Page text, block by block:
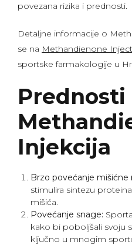
povezana rizika i prednosti.
Detaljne informacije o
se na Methandienone
sportske farmakologije u
Prednosti
Injekcija
Brzo povećanje mišićne
stimulira sintezu
mišića.
Povećanje snage:
kako bi poboljšali svoju
ključno u mnogim